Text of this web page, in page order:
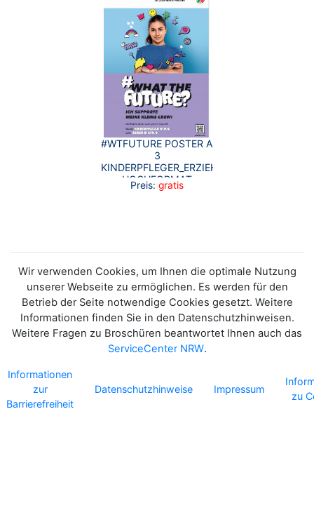
#WTFUTURE POSTER A
3
KINDERPFLEGER_ERZIEHER
HOCHFORMAT
Preis: gratis
Wir verwenden Cookies, um Ihnen die optimale Nutzung
unserer Webseite zu ermöglichen. Es werden für den
Betrieb der Seite notwendige Cookies gesetzt. Weitere
Informationen finden Sie in den Datenschutzhinweisen.
Weitere Fragen zu Broschüren beantwortet Ihnen auch das
ServiceCenter NRW.
Informationen
zur
Barrierefreiheit
Datenschutzhinweise Impressum
zu